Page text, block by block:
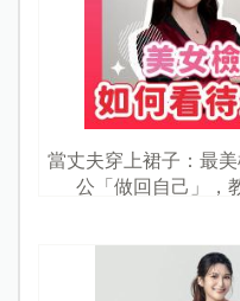
當丈夫穿上裙子：最
公「做回自己」，